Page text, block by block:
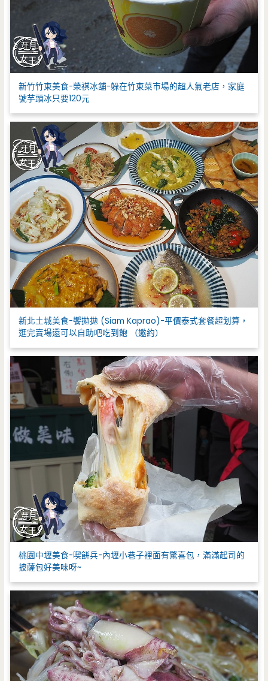
新竹竹東美食-榮祺冰舖-躲在竹東菜市場的超人氣老店，家庭
號芋頭冰只要120元
新北土城美食-饗拋拋 (Siam Kaprao)-平價泰式套餐超划算，
逛完賣場還可以自助吧吃到飽 （邀約）
桃園中壢美食-喫餅兵-內壢小巷子裡面有驚喜包，滿滿起司的
披薩包好美味呀~